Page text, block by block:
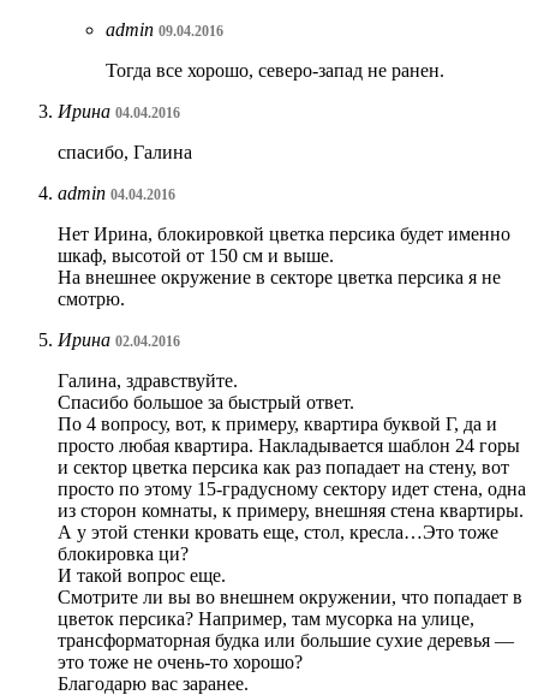
admin 09.04.2016
Тогда все хорошо, северо-запад не ранен.
Ирина 04.04.2016
спасибо, Галина
admin 04.04.2016
Нет Ирина, блокировкой цветка персика будет именно
шкаф, высотой от 150 см и выше.
На внешнее окружение в секторе цветка персика я не
смотрю.
Ирина 02.04.2016
Галина, здравствуйте.
Спасибо большое за быстрый ответ.
По 4 вопросу, вот, к примеру, квартира буквой Г, да и
просто любая квартира. Накладывается шаблон 24 горы
и сектор цветка персика как раз попадает на стену, вот
просто по этому 15-градусному сектору идет стена, одна
из сторон комнаты, к примеру, внешняя стена квартиры.
А у этой стенки кровать еще, стол, кресла…Это тоже
блокировка ци?
И такой вопрос еще.
Смотрите ли вы во внешнем окружении, что попадает в
цветок персика? Например, там мусорка на улице,
трансформаторная будка или большие сухие деревья —
это тоже не очень-то хорошо?
Благодарю вас заранее.